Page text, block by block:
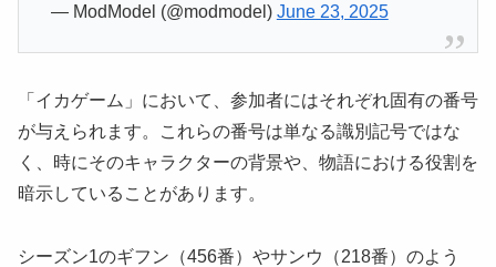
— ModModel (@modmodel) June 23, 2025
「イカゲーム」において、参加者にはそれぞれ固有の番号
が与えられます。これらの番号は単なる識別記号ではな
く、時にそのキャラクターの背景や、物語における役割を
暗示していることがあります。
シーズン1のギフン（456番）やサンウ（218番）のよう